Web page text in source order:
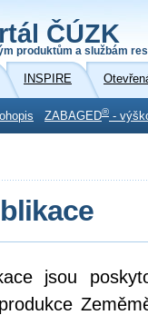
ČÚZK
produktům a službám
INSPIRE
ZABAGED® -
jsou